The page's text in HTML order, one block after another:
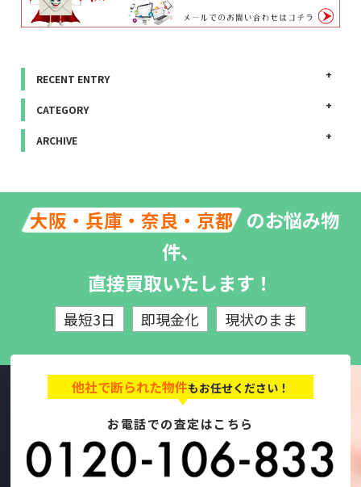
RECENT ENTRY
CATEGORY
ARCHIVE
大阪・兵庫・奈良・京都 のお悩み物
件、
直接買取いたします！
最短3日 即現金化 現状のまま
他社で断られた物件もお任せください！
お電話での査定はこちら